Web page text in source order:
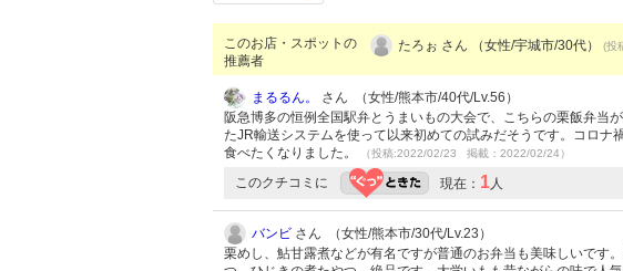
このお店・スポットの
推薦者
たろぉ さん （女性/宇城市/30代） (投
まるるん。
さん （女性/熊本市/40代/Lv.56）
阪急博多の恒例全国駅弁とうまいもの大会で、こちらの栗飯弁当
たJR輸送システムを使って以来初めての試みだそうです。コロ
食べたくなりました。
（投稿:2022/02/23 掲載：2022/02/24）
このクチコミに 現在： 1人
バンビ さん （女性/熊本市/30代/Lv.23）
栗めし、鮎甘露煮などが有名ですが普通のお弁当も美味しいです